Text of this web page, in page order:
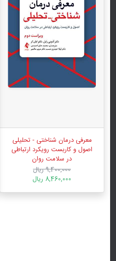
معرفی درمان شناختی - تحلیلی
اصول و کاربست رویکرد ارتباطی
در سلامت روان
9,400,000 ریال
8,460,000 ریال